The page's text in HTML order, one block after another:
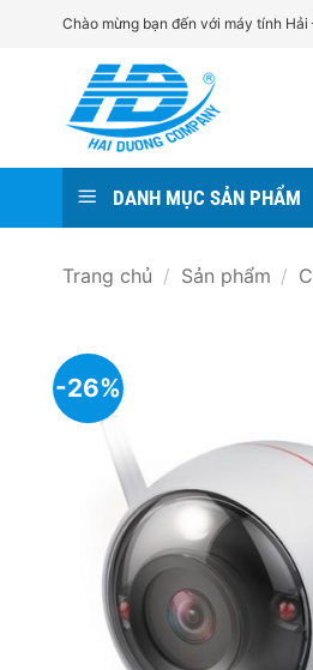
Chào mừng bạn đến với máy tính
DANH MỤC SẢN PHẨM
Trang chủ / Sản phẩm /
-26%